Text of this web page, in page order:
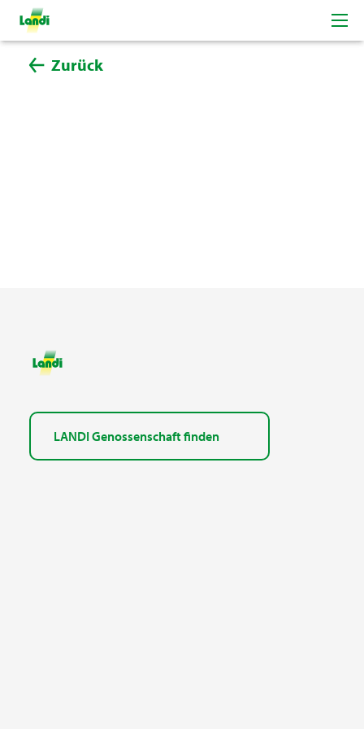
Zurück
LANDI Genossenschaft finden